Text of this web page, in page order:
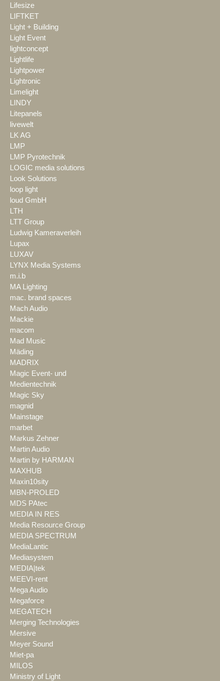
Lifesize
LIFTKET
Light + Building
Light Event
lightconcept
Lightlife
Lightpower
Lightronic
Limelight
LINDY
Litepanels
livewelt
LK AG
LMP
LMP Pyrotechnik
LOGIC media solutions
Look Solutions
loop light
loud GmbH
LTH
LTT Group
Ludwig Kameraverleih
Lupax
LUXAV
LYNX Media Systems
m.i.b
MA Lighting
mac. brand spaces
Mach Audio
Mackie
macom
Mad Music
Mäding
MADRIX
Magic Event- und
Medientechnik
Magic Sky
magnid
Mainstage
marbet
Markus Zehner
Martin Audio
Martin by HARMAN
MAXHUB
Maxin10sity
MBN-PROLED
MDS PAtec
MEDIA IN RES
Media Resource Group
MEDIA SPECTRUM
MediaLantic
Mediasystem
MEDIA|tek
MEEVI-rent
Mega Audio
Megaforce
MEGATECH
Merging Technologies
Mersive
Meyer Sound
Miet-pa
MILOS
Ministry of Light